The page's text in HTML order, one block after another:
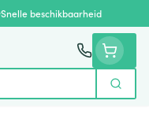
Snelle beschikbaarheid
Zoek